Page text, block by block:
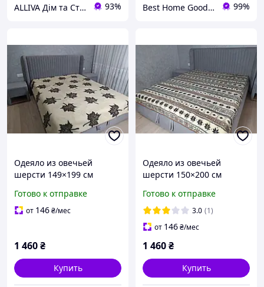
ALLIVA Дім та Стиль 93% Best Home Goods - "Лучшие товары для дома, подарки, мелочи" 99%
Одеяло из овечьей
шерсти 149×199 см
полуторное одеяло с
узором кленового листа
Готово к отправке
от 146₴/мес
1 460₴
Купить
Одеяло из овечьей
шерсти 150×200 см
одеяло с гуцульским
узором звёздочки ,
натуральное
Готово к отправке
3.0 (1)
от 146₴/мес
1 460₴
Купить